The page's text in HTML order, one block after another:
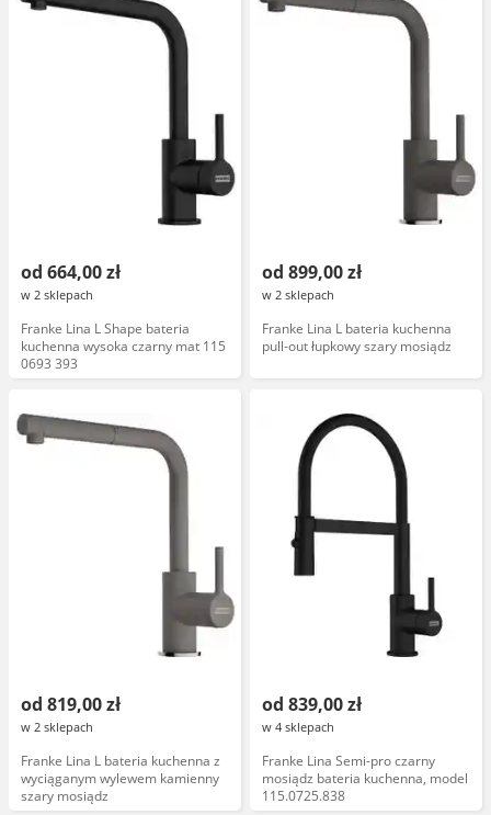
od 664,00 zł
w 2 sklepach
Franke Lina L Shape bateria
kuchenna wysoka czarny mat 115
0693 393
od 899,00 zł
w 2 sklepach
Franke Lina L bateria kuchenna
pull-out łupkowy szary mosiądz
od 819,00 zł
w 2 sklepach
Franke Lina L bateria kuchenna z
wyciąganym wylewem kamienny
szary mosiądz
od 839,00 zł
w 4 sklepach
Franke Lina Semi-pro czarny
mosiądz bateria kuchenna, model
115.0725.838